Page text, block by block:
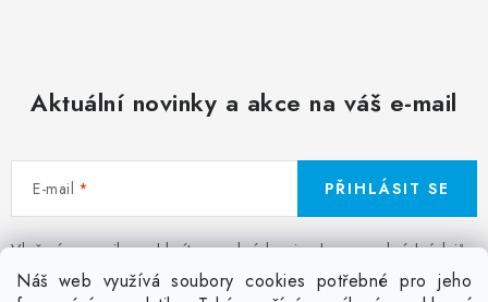
Náš web využívá soubory cookies potřebné pro jeho
Aktuální novinky a akce na váš e-mail
E-mail
Vložením e-mailu souhlasíte spodmínkami ochrany osobních údajů
PŘIHLÁSIT SE